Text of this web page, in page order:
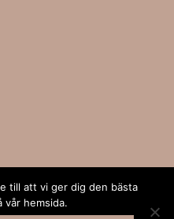
till att vi ger dig den bästa
vår hemsida.